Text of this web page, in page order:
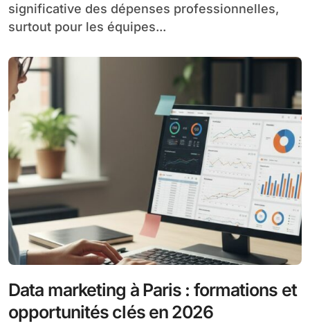
significative des dépenses professionnelles,
surtout pour les équipes...
Data marketing à Paris : formations et
opportunités clés en 2026